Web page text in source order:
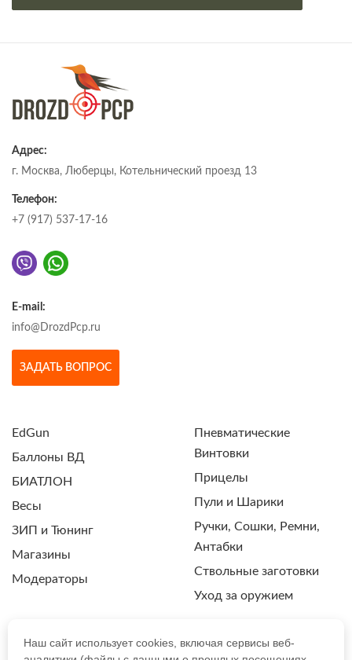
Адрес:
г. Москва, Люберцы, Котельнический проезд 13
Телефон:
+7 (917) 537-17-16
E-mail:
info@DrozdPcp.ru
ЗАДАТЬ ВОПРОС
EdGun
Баллоны ВД
БИАТЛОН
Весы
ЗИП и Тюнинг
Магазины
Модераторы
Пневматические
Винтовки
Прицелы
Пули и Шарики
Ручки, Сошки, Ремни,
Антабки
Ствольные заготовки
Уход за оружием
Наш сайт использует cookies, включая сервисы веб-